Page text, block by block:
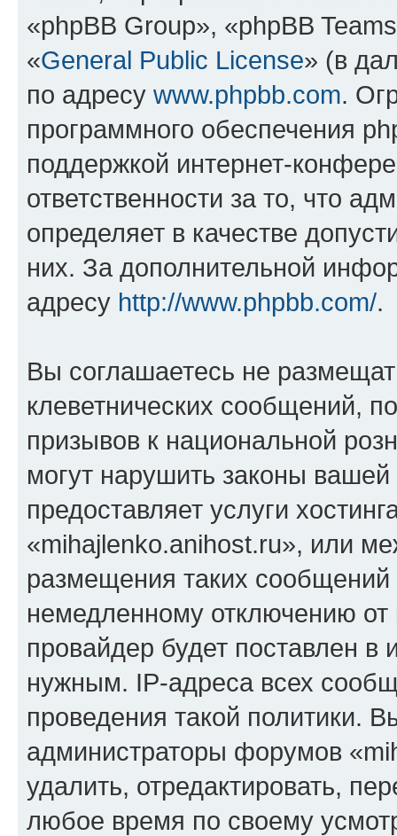
«phpBB Group», «phpBB
«General Public License» (в
по адресу www.phpbb.com.
программного обеспечения
поддержкой интернет-
ответственности за то, что
определяет в качестве
них. За дополнительной
адресу http://www.phpbb.com/.
Вы соглашаетесь не
клеветнических сообщений,
призывов к национальной
могут нарушить законы
предоставляет услуги
«mihajlenko.anihost.ru», или
размещения таких
немедленному отключению
провайдер будет поставлен в
нужным. IP-адреса всех
проведения такой политики.
администраторы форумов
удалить, отредактировать,
любое время по своему